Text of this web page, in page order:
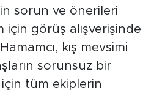
sorun ve önerileri
için görüş alışverişinde
kış mevsimi
sorunsuz bir
tüm ekiplerin